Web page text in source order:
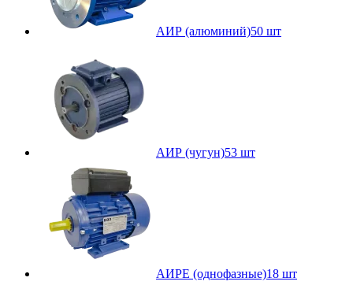
АИР (алюминий)50 шт
АИР (чугун)53 шт
АИРЕ (однофазные)18 шт